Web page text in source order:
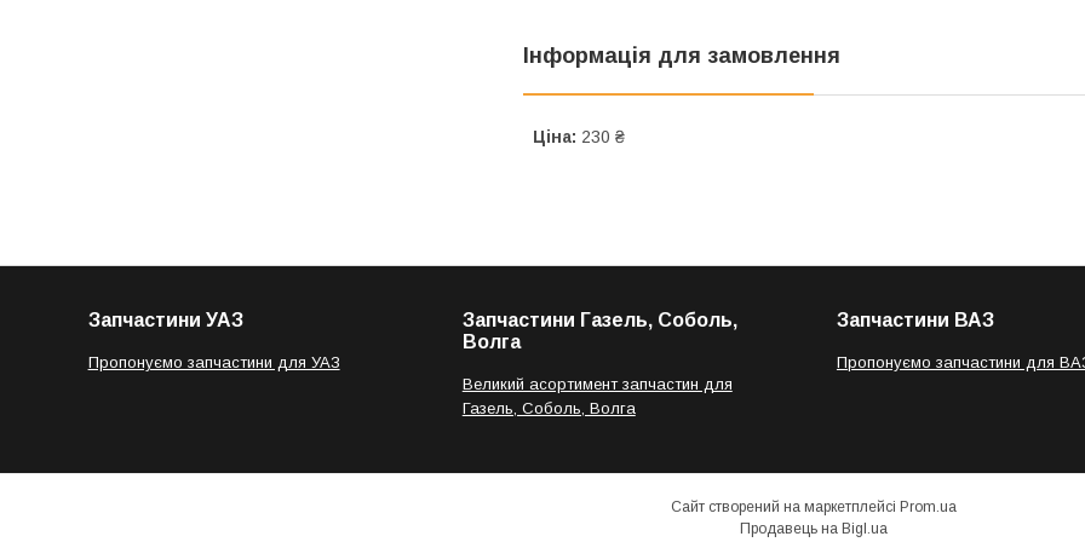
Інформація для замовлення
Ціна: 230 ₴
Запчастини УАЗ
Пропонуємо запчастини для УАЗ
Запчастини Газель, Соболь,
Волга
Великий асортимент запчастин для
Газель, Соболь, Волга
Запчастини ВАЗ
Пропонуємо запчастини для
Сайт створений на маркетплейсі Prom.ua
Продавець на Bigl.ua